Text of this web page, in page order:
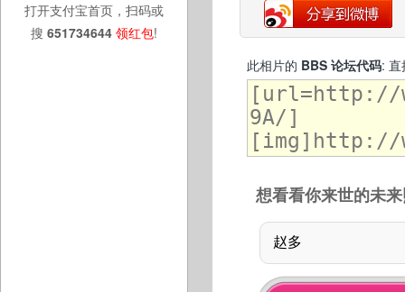
打开支付宝首页，扫码或
搜 651734644 领红包!
此相片的 BBS 论坛代码: 直
想看看你来世的未